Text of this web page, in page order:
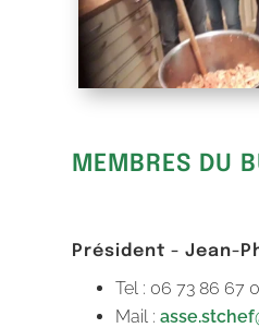
MEMBRES DU
Président - Jean-
Tel : 06 73 86 67
Mail :